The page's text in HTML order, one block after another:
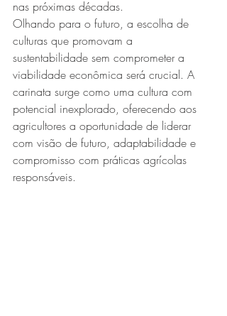
nas próximas décadas.
Olhando para o futuro, a escolha de
culturas que promovam a
sustentabilidade sem comprometer a
viabilidade econômica será crucial. A
carinata surge como uma cultura com
potencial inexplorado, oferecendo aos
agricultores a oportunidade de liderar
com visão de futuro, adaptabilidade e
compromisso com práticas agrícolas
responsáveis.